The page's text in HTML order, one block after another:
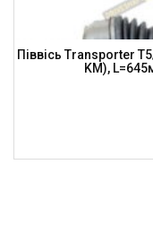
Піввісь Transporter
KM),